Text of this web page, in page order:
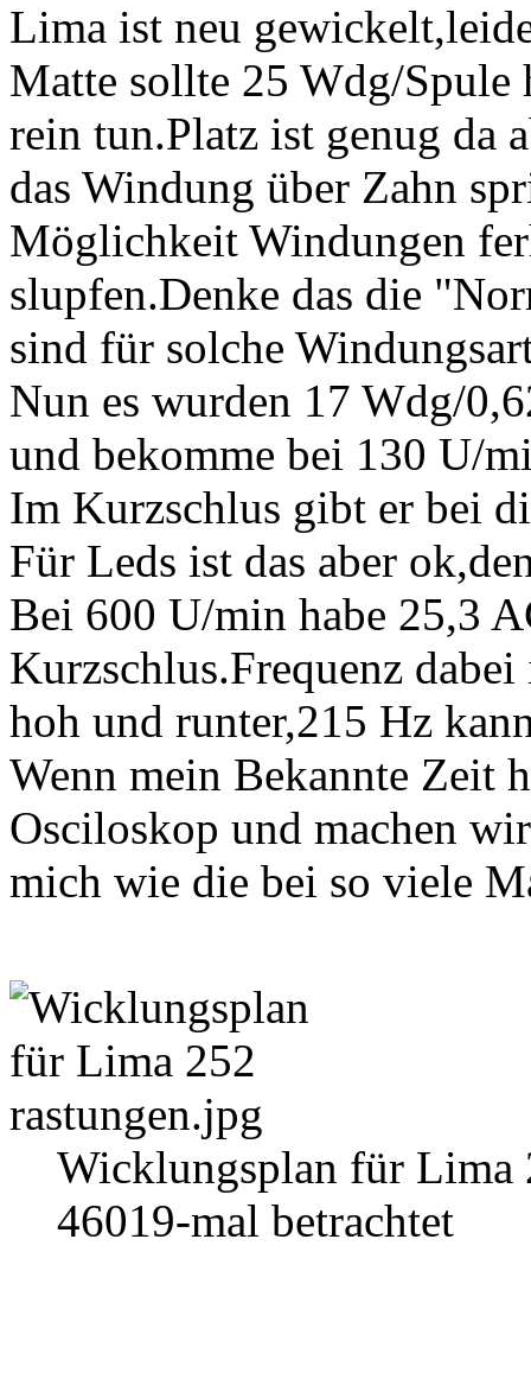
Lima ist neu
Matte sollte 25 Wdg/Spule
rein tun.Platz ist genug da
das Windung über Zahn
Möglichkeit Windungen
slupfen.Denke das die
sind für solche
Nun es wurden 17 Wdg/
und bekomme bei 130 U/
Im Kurzschlus gibt er bei
Für Leds ist das aber
Bei 600 U/min habe 25,3
Kurzschlus.Frequenz
hoh und runter,215 Hz
Wenn mein Bekannte Zeit
Osciloskop und machen
mich wie die bei so viele
Wicklungsplan für Lima
46019-mal betrachtet